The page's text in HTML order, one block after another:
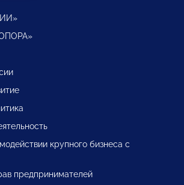
крупного бизнеса с
предпринимателей